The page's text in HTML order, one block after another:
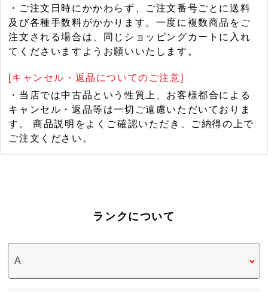
・ご注文日時にかかわらず、ご注文番号ごとに送料
及び各種手数料がかかります。一度に複数商品をご
注文される場合は、同じショッピングカートに入れ
てくださいますようお願いいたします。
[キャンセル・返品についてのご注意]
・当店では中古品という性質上、お客様都合による
キャンセル・返品等は一切ご遠慮いただいておりま
す。 商品説明をよくご確認いただき、ご納得の上で
ご注文ください。
ランクについて